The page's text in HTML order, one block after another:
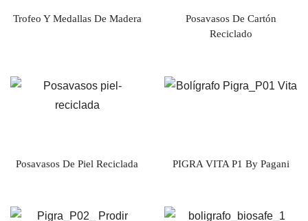
Trofeo Y Medallas De Madera
Posavasos De Cartón
Reciclado
Posavasos De Piel Reciclada PIGRA VITA P1 By Pagani